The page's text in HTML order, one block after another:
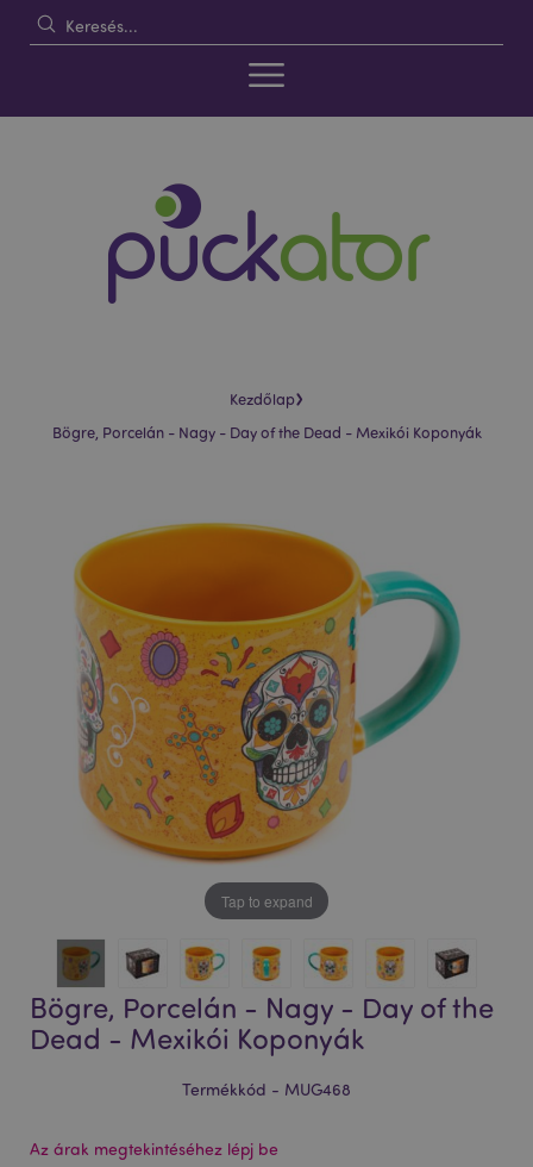
Kezdőlap›
Bögre, Porcelán - Nagy - Day of the Dead - Mexikói Koponyák
Tap to expand
Bögre, Porcelán - Nagy - Day of the
Dead - Mexikói Koponyák
Termékkód - MUG468
Az árak megtekintéséhez lépj be